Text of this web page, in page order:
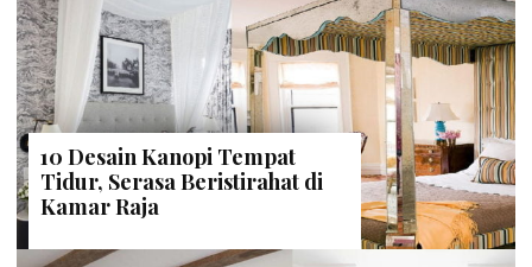
10 Desain Kanopi Tempat
Tidur, Serasa Beristirahat di
Kamar Raja